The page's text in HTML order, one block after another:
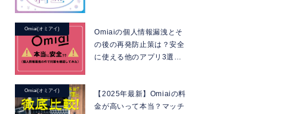
Omiai(オミアイ)
Omiaiの個人情報漏洩とそ
の後の再発防止策は？安全
に使える他のアプリ3選も
Omiai(オミアイ)
【2025年最新】Omiaiの料
金が高いって本当？マッチ